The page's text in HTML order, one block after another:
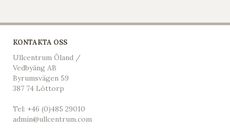
KONTAKTA OSS
Ullcentrum Öland /
Vedbyäng AB
Byrumsvägen 59
387 74 Löttorp
Tel: +46 (0)485 29010
admin@ullcentrum.com